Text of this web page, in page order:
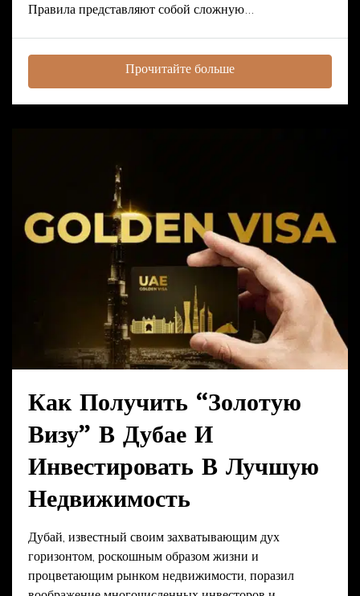
Правила представляют собой сложную...
Прочитайте больше
Как Получить “золотую
Визу” В Дубае И
Инвестировать В Лучшую
Недвижимость
Дубай, известный своим захватывающим дух
горизонтом, роскошным образом жизни и
процветающим рынком недвижимости, поразил